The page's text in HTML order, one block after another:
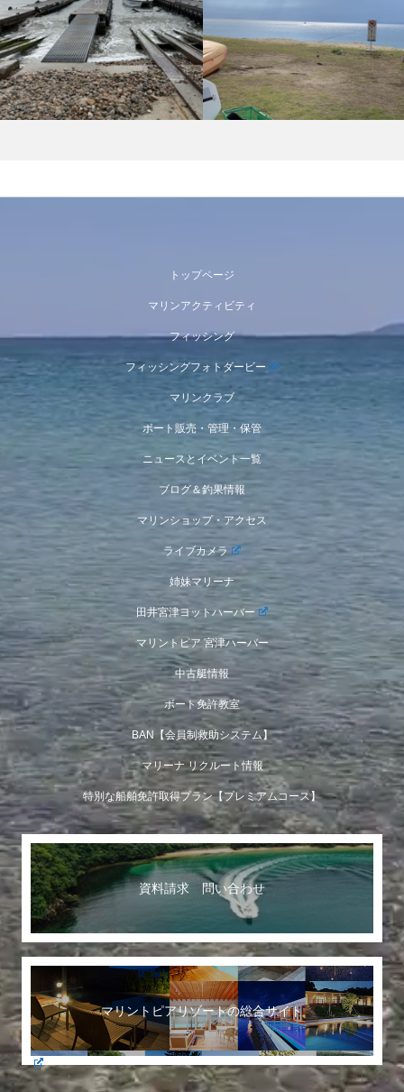
トップページ
マリンアクティビティ
フィッシング
フィッシングフォトダービー
マリンクラブ
ボート販売・管理・保管
ニュースとイベント一覧
ブログ＆釣果情報
マリンショップ・アクセス
ライブカメラ
姉妹マリーナ
田井宮津ヨットハーバー
マリントピア 宮津ハーバー
中古艇情報
ボート免許教室
BAN【会員制救助システム】
マリーナ リクルート情報
特別な船舶免許取得プラン【プレミアムコース】
資料請求 問い合わせ
マリントピアリゾートの総合サイト